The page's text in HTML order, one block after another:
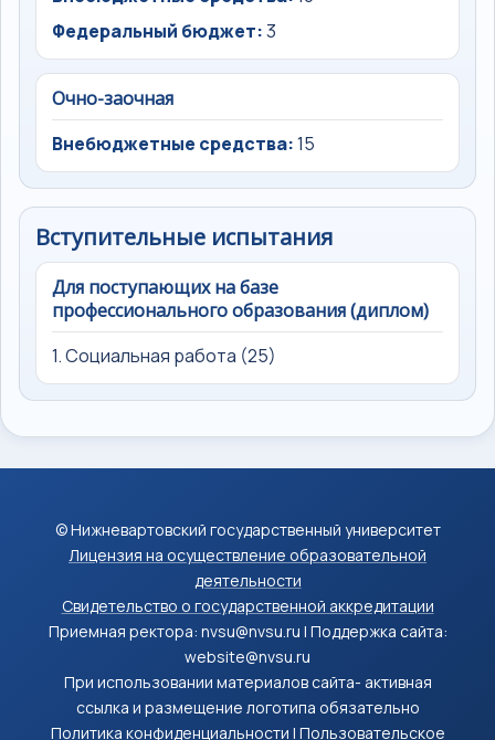
Федеральный бюджет:3
Очно-заочная
Внебюджетные средства:15
Вступительные испытания
Для поступающих на базе
профессионального образования (диплом)
1. Социальная работа (25)
© Нижневартовский государственный университет
Лицензия на осуществление образовательной
деятельности
Свидетельство о государственной аккредитации
Приемная ректора: nvsu@nvsu.ru | Поддержка сайта:
website@nvsu.ru
При использовании материалов сайта- активная
ссылка и размещение логотипа обязательно
Политика конфиденциальности | Пользовательское